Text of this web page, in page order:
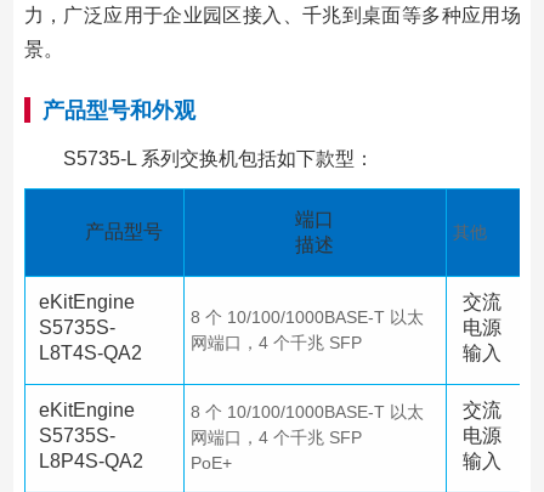
力，广泛应用于企业园区接入、千兆到桌面等多种应用场
景。
产品型号和外观
S5735-L 系列交换机包括如下款型：
产品型号
端口
描述
其他
eKitEngine
S5735S-
L8T4S-QA2
8 个 10/100/1000BASE-T 以太
网端口，4 个千兆 SFP
交流
电源
输入
eKitEngine
S5735S-
L8P4S-QA2
8 个 10/100/1000BASE-T 以太
网端口，4 个千兆 SFP
PoE+
交流
电源
输入